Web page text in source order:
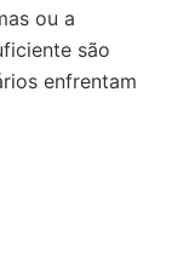
ou a
são
enfrentam